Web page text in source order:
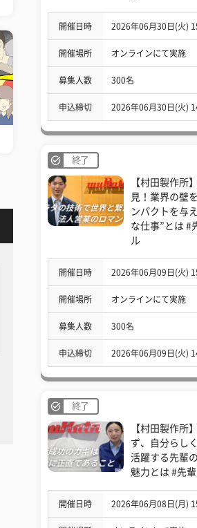
開催日時 2026年06月30日(火)
開催場所 オンラインにて実施
募集人数 300名
申込締切 2026年06月30日(火)
終了
【村田製作所
見！業界の壁
ンパクトを与
な仕事”とは #
ル
開催日時 2026年06月09日(火)
開催場所 オンラインにて実施
募集人数 300名
申込締切 2026年06月09日(火)
終了
【村田製作所
ず、自分らし
活躍する先輩
魅力とは #先
開催日時 2026年06月08日(月)